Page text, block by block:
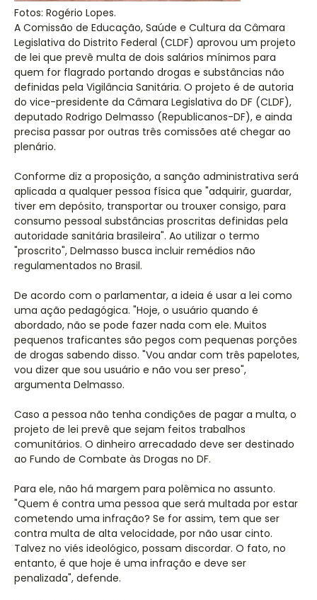
Fotos: Rogério Lopes.
A Comissão de Educação, Saúde e Cultura da Câmara
Legislativa do Distrito Federal (CLDF) aprovou um projeto
de lei que prevê multa de dois salários mínimos para
quem for flagrado portando drogas e substâncias não
definidas pela Vigilância Sanitária. O projeto é de autoria
do vice-presidente da Câmara Legislativa do DF (CLDF),
deputado Rodrigo Delmasso (Republicanos-DF), e ainda
precisa passar por outras três comissões até chegar ao
plenário.
Conforme diz a proposição, a sanção administrativa será
aplicada a qualquer pessoa física que "adquirir, guardar,
tiver em depósito, transportar ou trouxer consigo, para
consumo pessoal substâncias proscritas definidas pela
autoridade sanitária brasileira". Ao utilizar o termo
"proscrito", Delmasso busca incluir remédios não
regulamentados no Brasil.
De acordo com o parlamentar, a ideia é usar a lei como
uma ação pedagógica. "Hoje, o usuário quando é
abordado, não se pode fazer nada com ele. Muitos
pequenos traficantes são pegos com pequenas porções
de drogas sabendo disso. "Vou andar com três papelotes,
vou dizer que sou usuário e não vou ser preso",
argumenta Delmasso.
Caso a pessoa não tenha condições de pagar a multa, o
projeto de lei prevê que sejam feitos trabalhos
comunitários. O dinheiro arrecadado deve ser destinado
ao Fundo de Combate às Drogas no DF.
Para ele, não há margem para polêmica no assunto.
"Quem é contra uma pessoa que será multada por estar
cometendo uma infração? Se for assim, tem que ser
contra multa de alta velocidade, por não usar cinto.
Talvez no viés ideológico, possam discordar. O fato, no
entanto, é que hoje é uma infração e deve ser
penalizada", defende.